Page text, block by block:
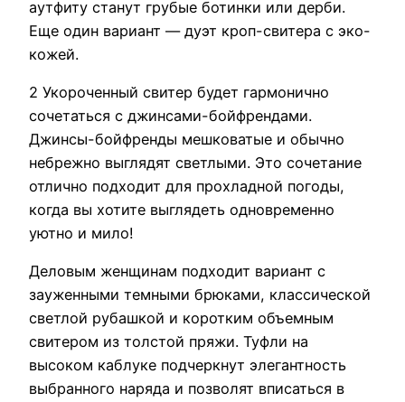
аутфиту станут грубые ботинки или дерби.
Еще один вариант — дуэт кроп-свитера с эко-
кожей.
2 Укороченный свитер будет гармонично
сочетаться с джинсами-бойфрендами.
Джинсы-бойфренды мешковатые и обычно
небрежно выглядят светлыми. Это сочетание
отлично подходит для прохладной погоды,
когда вы хотите выглядеть одновременно
уютно и мило!
Деловым женщинам подходит вариант с
зауженными темными брюками, классической
светлой рубашкой и коротким объемным
свитером из толстой пряжи. Туфли на
высоком каблуке подчеркнут элегантность
выбранного наряда и позволят вписаться в